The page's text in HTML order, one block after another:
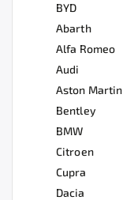
BYD
Abarth
Alfa Romeo
Audi
Aston Martin
Bentley
BMW
Citroen
Cupra
Dacia